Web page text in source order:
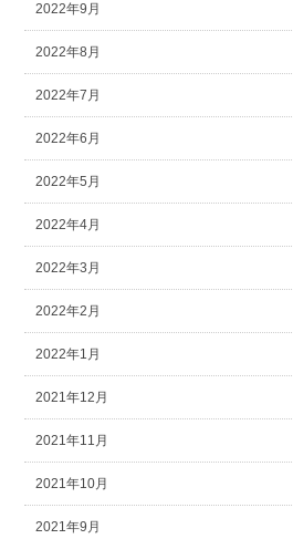
2022年9月
2022年8月
2022年7月
2022年6月
2022年5月
2022年4月
2022年3月
2022年2月
2022年1月
2021年12月
2021年11月
2021年10月
2021年9月